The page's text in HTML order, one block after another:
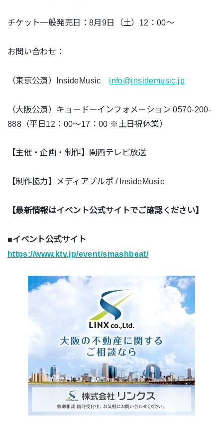
チケット一般発売日：8月9日（土）12：00～
お問い合わせ：
（東京公演）InsideMusic info@insidemusic.jp
（大阪公演）キョードーインフォメーション 0570-200-
888（平日12：00～17：00 ※土日祝休業）
【主催・企画・制作】関西テレビ放送
【制作協力】メディアプルポ / InsideMusic
【最新情報はイベント公式サイトでご確認ください】
■イベント公式サイト
https://www.ktv.jp/event/smashbeat/